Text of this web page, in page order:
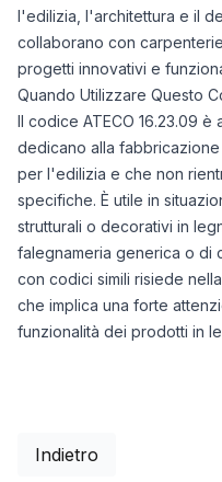
l'edilizia, l'architettura e il
collaborano con
progetti innovativi e
Quando Utilizzare Questo
Il codice ATECO 16.23.09
dedicano alla
per l'edilizia e che non
specifiche. È utile in
strutturali o decorativi in
falegnameria generica o di
con codici simili risiede
che implica una forte
funzionalità dei prodotti in
Indietro